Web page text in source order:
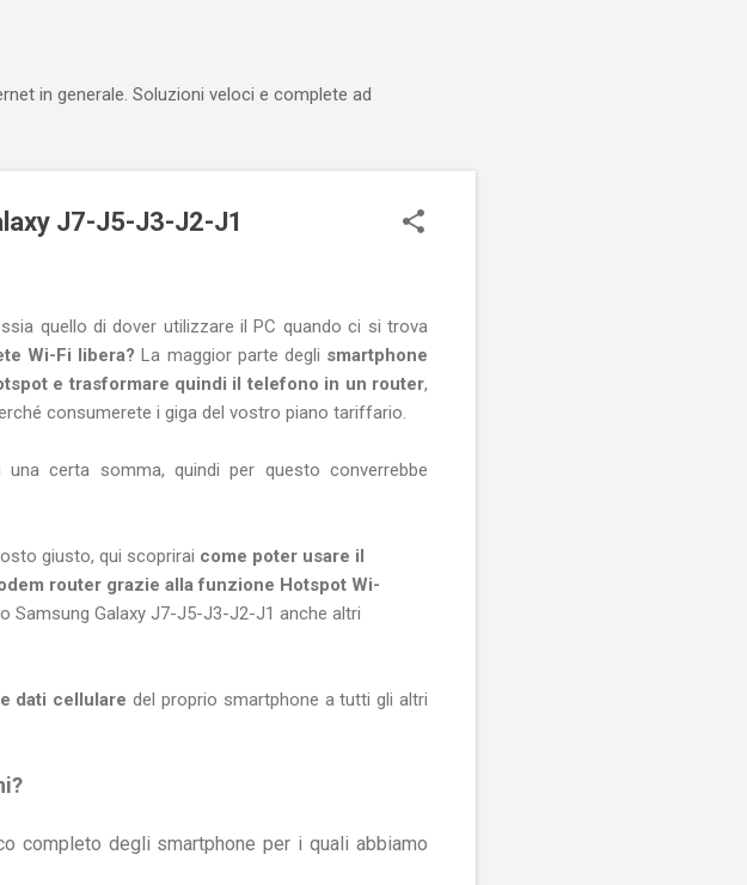
in generale. Soluzioni veloci e complete ad
J7-J5-J3-J2-J1
quello di dover utilizzare il PC quando ci si trova
Wi-Fi libera? La maggior parte degli smartphone
e trasformare quindi il telefono in un router,
consumerete i giga del vostro piano tariffario.
certa somma, quindi per questo converrebbe
giusto, qui scoprirai come poter usare il
router grazie alla funzione Hotspot Wi-
Samsung Galaxy J7-J5-J3-J2-J1 anche altri
dati cellulare del proprio smartphone a tutti gli altri
completo degli smartphone per i quali abbiamo